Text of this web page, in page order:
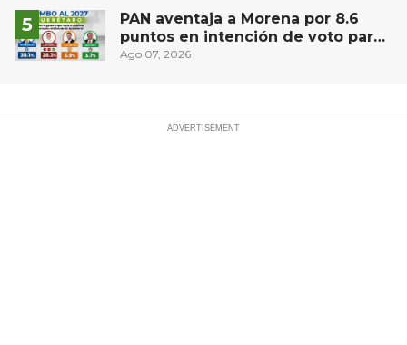
PAN aventaja a Morena por 8.6
puntos en intención de voto para
gubernatura de Querétaro, según
Ago 07, 2026